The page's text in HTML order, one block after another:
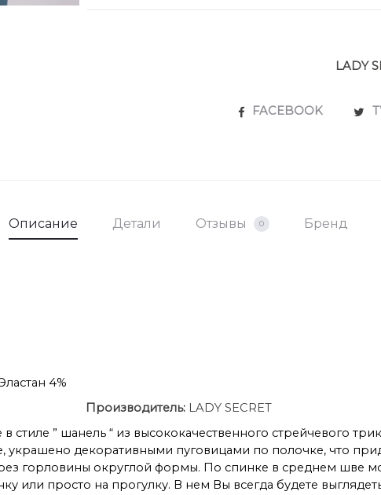
LADY
SHARE
FACEBOOK
Описание Детали Отзывы 0 Бренд
4%
Производитель: LADY SECRET
стиле ” шанель “ из высококачественного стрейчевого
украшено декоративными пуговицами по полочке, что
горловины округлой формы. По спинке в среднем шве
или просто на прогулку. В нем Вы всегда будете